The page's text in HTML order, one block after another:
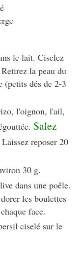
le lait. Ciselez
la peau du
dés de 2-3
l'oignon, l'ail,
Salez
reposer 20
30 g.
dans une poêle.
les boulettes
face.
ciselé sur le